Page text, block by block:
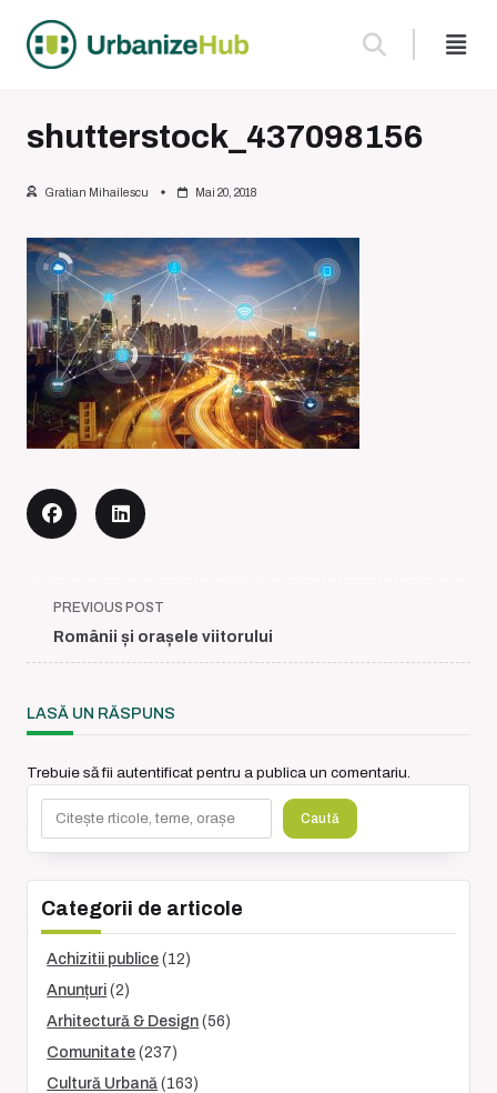
content
shutterstock_437098156
Gratian Mihailescu Mai 20, 2018
<span
class="nav-
subtitle
reader-
text">Page</span>
PREVIOUS POST
Românii și orașele viitorului
LASĂ UN RĂSPUNS
Trebuie să fii autentificat pentru a publica un comentariu.
Caută
Categorii de articole
Achizitii publice (12)
Anunțuri (2)
Arhitectură & Design (56)
Comunitate (237)
Cultură Urbană (163)